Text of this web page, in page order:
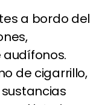
a bordo del
de cigarrillo,